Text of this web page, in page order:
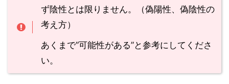
ず陰性とは限りません。（偽陽性、偽陰性の
考え方）
あくまで”可能性がある”と参考にしてくださ
い。